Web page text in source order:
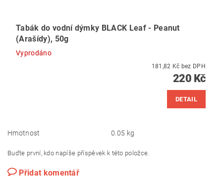
Tabák do vodní dýmky BLACK Leaf - Peanut
(Arašídy), 50g
Vyprodáno
181,82 Kč bez DPH
220 Kč
DETAIL
Hmotnost 0.05 kg
Buďte první, kdo napíše příspěvek k této položce.
Přidat komentář